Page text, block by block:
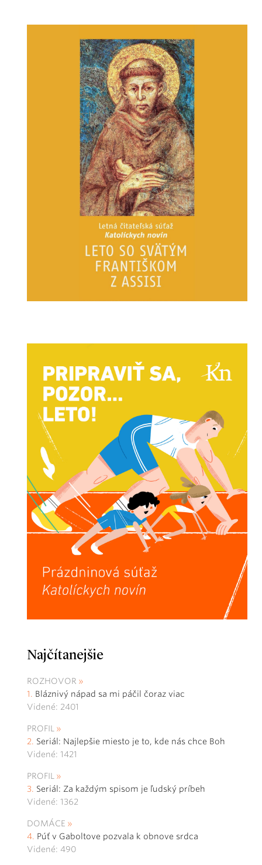
Najčítanejšie
ROZHOVOR
Bláznivý nápad sa mi páčil čoraz viac
Videné: 2401
PROFIL
Seriál: Najlepšie miesto je to, kde nás chce Boh
Videné: 1421
PROFIL
Seriál: Za každým spisom je ľudský príbeh
Videné: 1362
DOMÁCE
Púť v Gaboltove pozvala k obnove srdca
Videné: 490